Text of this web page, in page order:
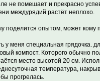
не помешает и прекрасно
междурядий растёт неплохо.
поделится опытом, может кому
у меня специальная грядочка.
компост. Которого обычно
место высотой 20 см.
температура,
прогрелась.